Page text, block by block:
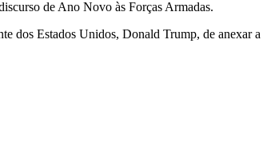
de Ano Novo às Forças Armadas.
dos Estados Unidos, Donald Trump, de anexar a